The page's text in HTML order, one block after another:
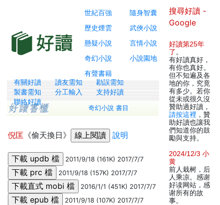
世紀百強
隨身智囊
歷史煙雲
武俠小說
懸疑小說
言情小說
奇幻小說
小說園地
有聲書籍
有關好讀 讀友需知
勘誤需知
製書需知
分工輸入
支持好讀
聯絡好讀
奇幻小說 書目
倪匡 《偷天換日》 說明
2011/9/18 (161K) 2017/7/7
2011/9/18 (157K) 2017/7/7
2016/1/1 (451K) 2017/7/7
2011/9/18 (107K) 2017/7/7
搜尋好讀 -
Google
好讀第25年
了 。
有好讀真好，
有你也真好。
但不知遍及各
地的你，究竟
有多少。若你
從未或很久沒
贊助過好讀，
請按這裡 ，贊
助好讀也讓我
們知道你的鼓
勵與支持。
2024/12/3 小
黄
前人栽树，后
人乘凉。感谢
好读网站，感
谢所有的故
事。